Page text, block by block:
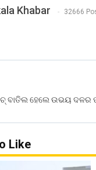
Khabar 32666
ବାତିଲ ହେଲେ ଉଭୟ ଦଳର
Like